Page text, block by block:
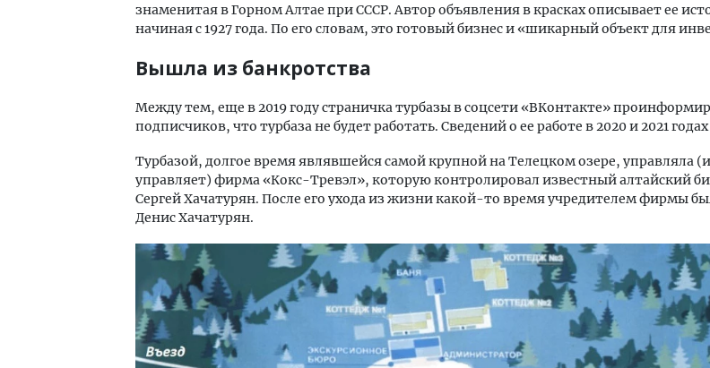
знаменитая в Горном Алтае при СССР. Автор объявления в красках описывает ее
начиная с 1927 года. По его словам, это готовый бизнес и «шикарный объект для
Вышла из банкротства
Между тем, еще в 2019 году страничка турбазы в соцсети «ВКонтакте»
подписчиков, что турбаза не будет работать. Сведений о ее работе в 2020 и 2021
Турбазой, долгое время являвшейся самой крупной на Телецком озере, управляла
управляет) фирма «Кокс-Тревэл», которую контролировал известный алтайский
Сергей Хачатурян. После его ухода из жизни какой-то время учредителем фирмы
Денис Хачатурян.